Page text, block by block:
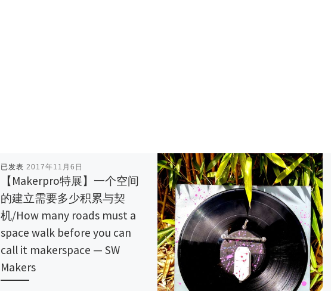
已发表 2017年11月6日
【Makerpro特展】一个空间
的建立需要多少积累与契
机/How many roads must a
space walk before you can
call it makerspace — SW
Makers